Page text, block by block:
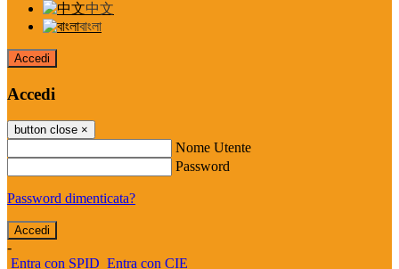
中文
বাংলা
Accedi
Accedi
button close ×
Nome Utente
Password
Password dimenticata?
-
Entra con SPID Entra con CIE